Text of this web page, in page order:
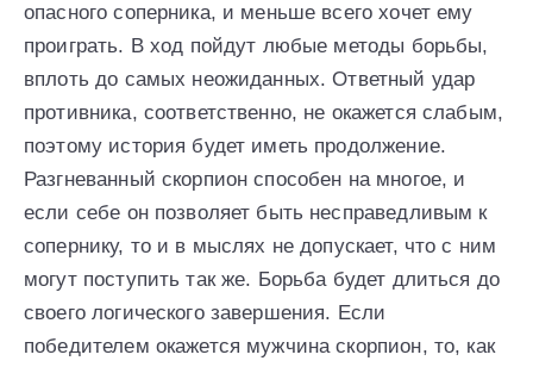
опасного соперника, и меньше всего хочет ему
проиграть. В ход пойдут любые методы борьбы,
вплоть до самых неожиданных. Ответный удар
противника, соответственно, не окажется слабым,
поэтому история будет иметь продолжение.
Разгневанный скорпион способен на многое, и
если себе он позволяет быть несправедливым к
сопернику, то и в мыслях не допускает, что с ним
могут поступить так же. Борьба будет длиться до
своего логического завершения. Если
победителем окажется мужчина скорпион, то, как